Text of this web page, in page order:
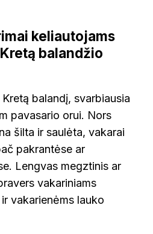
keliautojams
balandžio
balandį, svarbiausia
pavasario orui. Nors
šilta ir saulėta, vakarai
pakrantėse ar
Lengvas megztinis ar
vakariniams
vakarienėms lauko